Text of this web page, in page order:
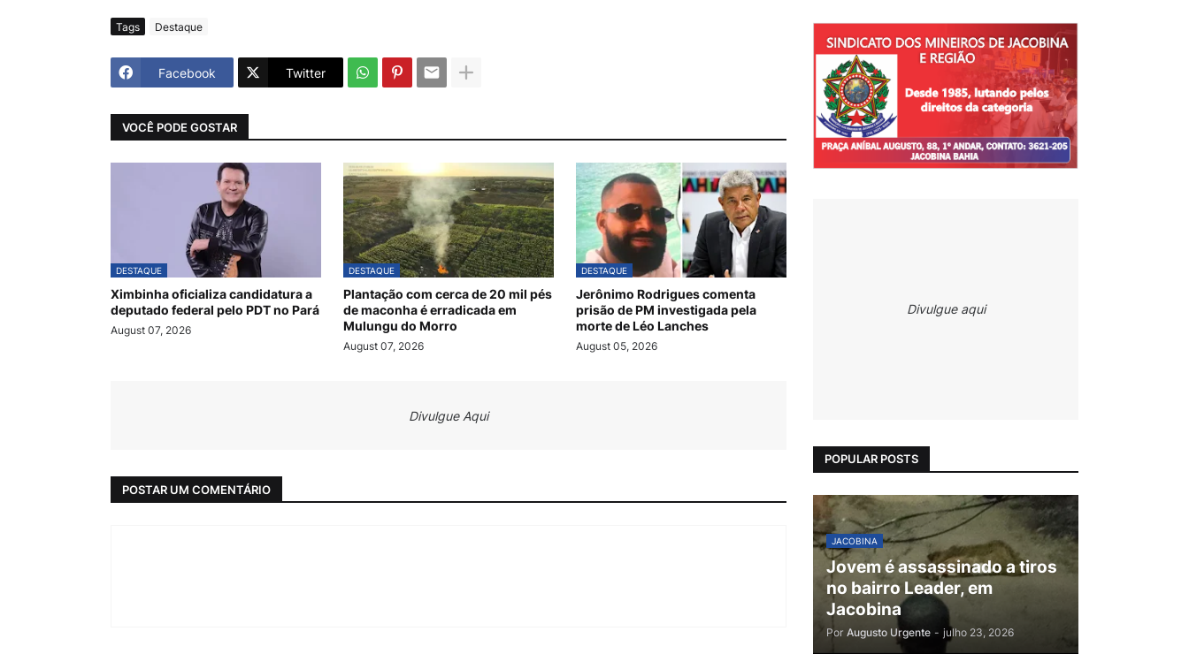
Tags Destaque
Facebook Twitter
VOCÊ PODE GOSTAR
DESTAQUE
Ximbinha oficializa candidatura a
deputado federal pelo PDT no Pará
August 07, 2026
DESTAQUE
Plantação com cerca de 20 mil pés
de maconha é erradicada em
Mulungu do Morro
August 07, 2026
DESTAQUE
Jerônimo Rodrigues comenta
prisão de PM investigada pela
morte de Léo Lanches
August 05, 2026
Divulgue Aqui
POSTAR UM COMENTÁRIO
Divulgue aqui
POPULAR POSTS
JACOBINA
Jovem é assassinado a tiros
no bairro Leader, em
Jacobina
Por Augusto Urgente - julho 23, 2026